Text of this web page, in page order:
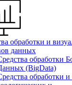
обработки и
данных
обработки
(BigData)
обработки и